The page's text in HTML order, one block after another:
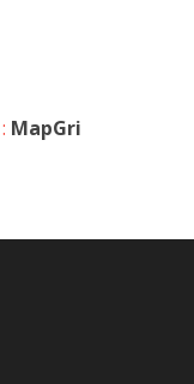
MapGri